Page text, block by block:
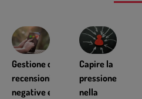
Gestione delle
recensioni
negative e del
Capire la
pressione
nella